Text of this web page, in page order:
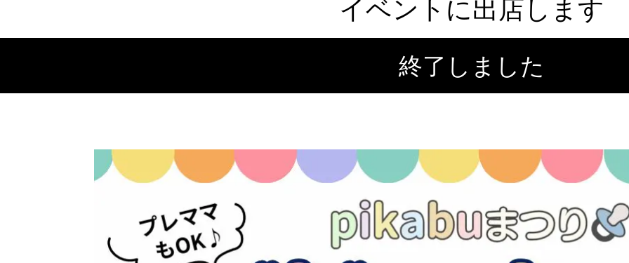
イベントに出店します